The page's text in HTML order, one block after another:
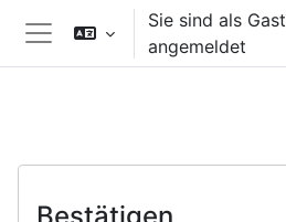
Zum Hauptinhalt
Website-Übersicht
Sie sind als Gast
angemeldet